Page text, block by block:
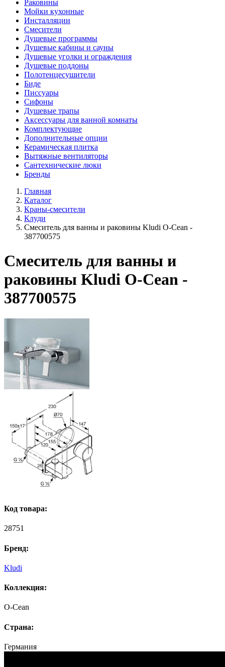
Раковины
Мойки кухонные
Инсталляции
Смесители
Душевые программы
Душевые кабины и сауны
Душевые уголки и ограждения
Душевые поддоны
Полотенцесушители
Биде
Писсуары
Сифоны
Душевые трапы
Аксессуары для ванной комнаты
Комплектующие
Дополнительные опции
Керамическая плитка
Вытяжные вентиляторы
Сантехнические люки
Бренды
Главная
Каталог
Краны-смесители
Клуди
Смеситель для ванны и раковины Kludi O-Cean -
387700575
Смеситель для ванны и
раковины Kludi O-Cean -
387700575
Код товара:
28751
Бренд:
Kludi
Коллекция:
O-Cean
Страна:
Германия